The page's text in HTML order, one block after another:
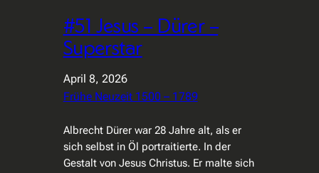
#51 Jesus – Dürer –
Superstar
April 8, 2026
Frühe Neuzeit 1500 – 1789
Albrecht Dürer war 28 Jahre alt, als er
sich selbst in Öl portraitierte. In der
Gestalt von Jesus Christus. Er malte sich